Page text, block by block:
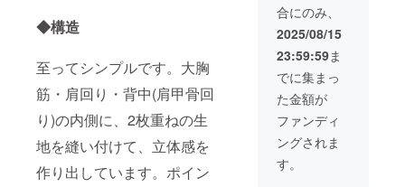
◆構造
至ってシンプルです。大胸
筋・肩回り・背中(肩甲骨回
り)の内側に、2枚重ねの生
地を縫い付けて、立体感を
作り出しています。ポイン
合にのみ、
2025/08/15
23:59:59ま
でに集まっ
た金額が
ファンディ
ングされま
す。